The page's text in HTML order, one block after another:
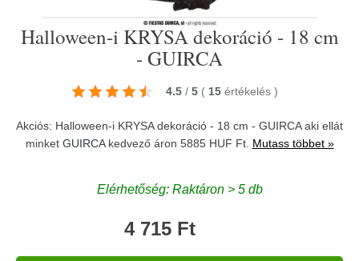
Halloween-i KRYSA dekoráció - 18 cm
- GUIRCA
4.5 / 5 ( 15 értékelés )
Akciós: Halloween-i KRYSA dekoráció - 18 cm - GUIRCA aki ellát
minket GUIRCAkedvező áron 5885 HUF Ft. Mutass többet »
Elérhetőség: Raktáron > 5 db
4 715 Ft